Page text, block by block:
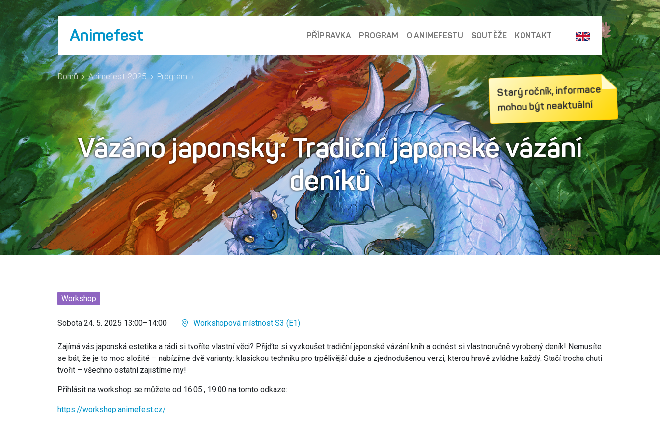
Animefest PŘÍPRAVKA PROGRAM O ANIMEFESTU SOUTĚŽE KONTAKT
Domů › Animefest 2025 › Program ›
Vázáno japonsky: Tradiční japonské vázání
deníků
Starý ročník, informace
mohou být neaktuální
Workshop
Sobota 24. 5. 2025 13:00–14:00 Workshopová místnost S3 (E1)
Zajímá vás japonská estetika a rádi si tvoříte vlastní věci? Přijďte si vyzkoušet tradiční japonské vázání knih a odnést si vlastnoručně vyrobený deník! Nemusíte
se bát, že je to moc složité – nabízíme dvě varianty: klasickou techniku pro trpělivější duše a zjednodušenou verzi, kterou hravě zvládne každý. Stačí trocha chuti
tvořit – všechno ostatní zajistíme my!
Přihlásit na workshop se můžete od 16.05., 19:00 na tomto odkaze:
https://workshop.animefest.cz/